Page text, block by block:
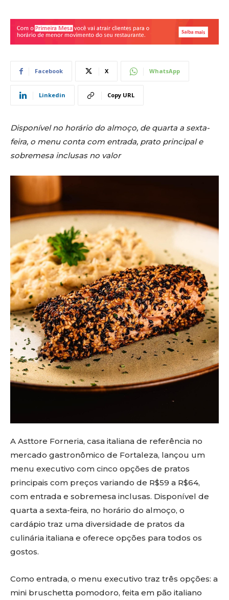
Facebook X WhatsApp
Linkedin Copy URL
Disponível no horário do almoço, de quarta a sexta-
feira, o menu conta com entrada, prato principal e
sobremesa inclusas no valor
A Asttore Forneria, casa italiana de referência no
mercado gastronômico de Fortaleza, lançou um
menu executivo com cinco opções de pratos
principais com preços variando de R$59 a R$64,
com entrada e sobremesa inclusas. Disponível de
quarta a sexta-feira, no horário do almoço, o
cardápio traz uma diversidade de pratos da
culinária italiana e oferece opções para todos os
gostos.
Como entrada, o menu executivo traz três opções: a
mini bruschetta pomodoro, feita em pão italiano